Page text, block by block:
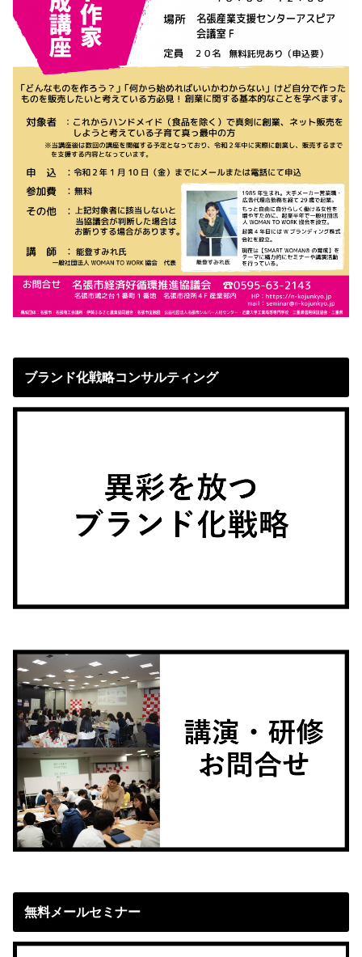
ブランド化戦略コンサルティング
無料メールセミナー